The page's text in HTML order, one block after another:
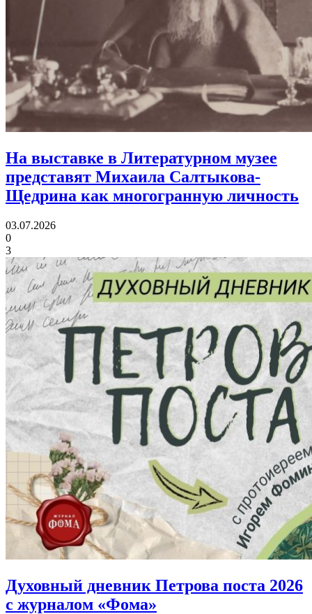
На выставке в Литературном музее
представят Михаила Салтыкова-
Щедрина как многогранную личность
03.07.2026
0
3
Духовный дневник Петрова поста 2026
с журналом «Фома»